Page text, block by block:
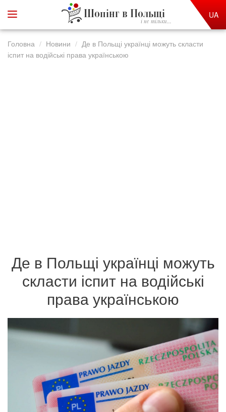
Шопінг в Польщі
і не тільки...
UA
Головна Новини
Де в Польщі українці можуть скласти
іспит на водійські права українською
Де в Польщі українці можуть
скласти іспит на водійські
права українською